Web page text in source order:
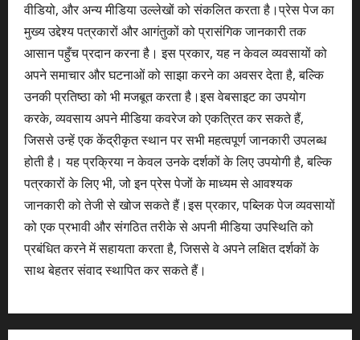
वीडियो, और अन्य मीडिया उल्लेखों को संकलित करता है।प्रेस पेज का
मुख्य उद्देश्य पत्रकारों और आगंतुकों को प्रासंगिक जानकारी तक
आसान पहुँच प्रदान करना है। इस प्रकार, यह न केवल व्यवसायों को
अपने समाचार और घटनाओं को साझा करने का अवसर देता है, बल्कि
उनकी प्रतिष्ठा को भी मजबूत करता है।इस वेबसाइट का उपयोग
करके, व्यवसाय अपने मीडिया कवरेज को एकत्रित कर सकते हैं,
जिससे उन्हें एक केंद्रीकृत स्थान पर सभी महत्वपूर्ण जानकारी उपलब्ध
होती है। यह प्रक्रिया न केवल उनके दर्शकों के लिए उपयोगी है, बल्कि
पत्रकारों के लिए भी, जो इन प्रेस पेजों के माध्यम से आवश्यक
जानकारी को तेजी से खोज सकते हैं।इस प्रकार, पब्लिक पेज व्यवसायों
को एक प्रभावी और संगठित तरीके से अपनी मीडिया उपस्थिति को
प्रबंधित करने में सहायता करता है, जिससे वे अपने लक्षित दर्शकों के
साथ बेहतर संवाद स्थापित कर सकते हैं।